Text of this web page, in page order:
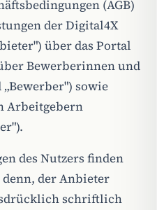
(AGB)
der Digital4X
über das Portal
Bewerberinnen und
sowie
Arbeitgebern
des Nutzers finden
denn, der Anbieter
schriftlich